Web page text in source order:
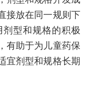
接放在同一规则下
型和规格的积极
有助于为儿童药保
宜剂型和规格长期